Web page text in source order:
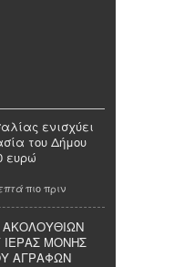
ενισχύει
του Δήμου
ευρώ
πιο πριν
ΜΟΝΗΣ
ΑΓΡΑΦΩΝ